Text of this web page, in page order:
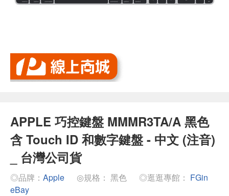
APPLE 巧控鍵盤 MMMR3TA/A 黑色
含 Touch ID 和數字鍵盤 - 中文 (注音)
_ 台灣公司貨
◎品牌： Apple ◎規格： 黑色 ◎逛逛專館： FGin
eBay